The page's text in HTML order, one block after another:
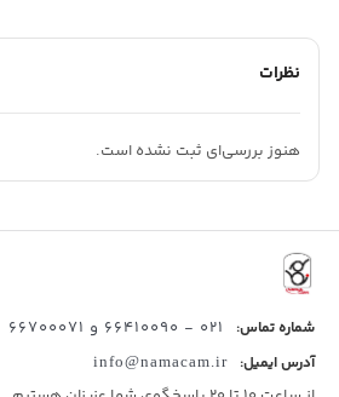
نظرات
هنوز بررسی‌ای ثبت نشده است.
شماره تماس: 021 - 66410090 و 66700071
آدرس ایمیل: info@namacam.ir